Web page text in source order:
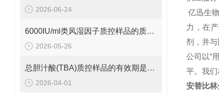
2026-06-24
6000IU/ml类风湿因子质控样品的质控范围是多少呢？
2026-05-26
总胆汁酸(TBA)质控样品的有效期是多久呢？
2026-04-01
亿迅生
力，在
剂，并
公司以“
平。我
安替比